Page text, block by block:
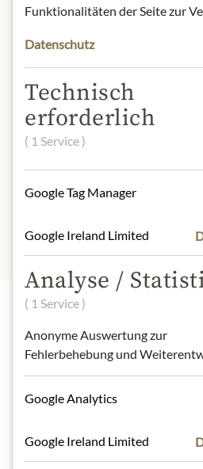
Produktdesign von
ZUTATEN &
Wasser, Alkohol,
Extrakte und Destillate,
karamellisierter Zucker,
Extrakt, natürliche
Zitrusaromen.
Highlights aus
Meinls Kollektion
Funktionalitäten der Seite zur
Datenschutz
Technisch
erforderlich
( 1 Service )
Google Tag Manager
Google Ireland Limited
Analyse /
( 1 Service )
Anonyme Auswertung zur
Fehlerbehebung und
Google Analytics
Google Ireland Limited